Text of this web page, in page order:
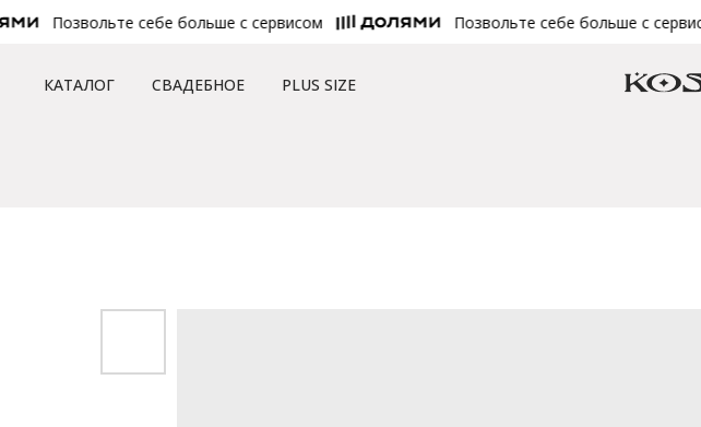
Позвольте себе больше с сервисом Позвольте себе больше с сервисом
КАТАЛОГ СВАДЕБНОЕ PLUS SIZE